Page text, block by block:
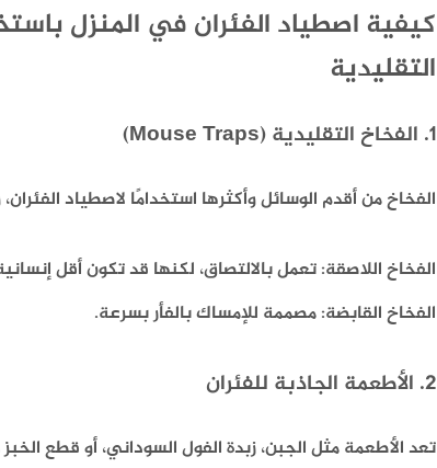
كيفية اصطياد الفئران في المنزل
التقليدية
1. الفخاخ التقليدية (Mouse Traps)
الفخاخ من أقدم الوسائل وأكثرها استخدامًا لاصطياد الفئران،
الفخاخ اللاصقة:تعمل بالالتصاق، لكنها قد تكون أقل
الفخاخ القابضة:مصممة للإمساك بالفأر بسرعة.
2. الأطعمة الجاذبة للفئران
تعد الأطعمة مثل الجبن، زبدة الفول السوداني، أو قطع